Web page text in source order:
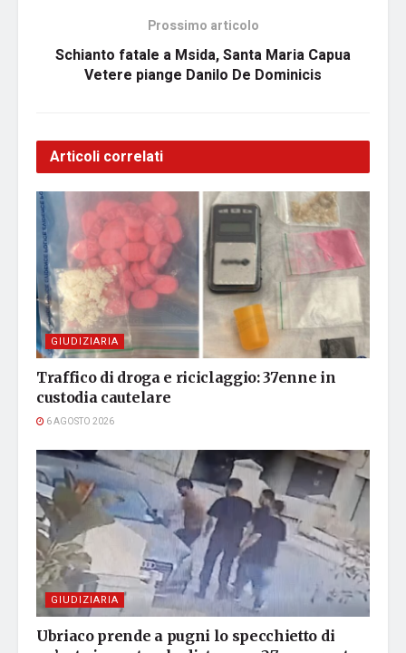
Prossimo articolo
Schianto fatale a Msida, Santa Maria Capua
Vetere piange Danilo De Dominicis
Articoli correlati
GIUDIZIARIA
Traffico di droga e riciclaggio: 37enne in
custodia cautelare
6 AGOSTO 2026
GIUDIZIARIA
Ubriaco prende a pugni lo specchietto di